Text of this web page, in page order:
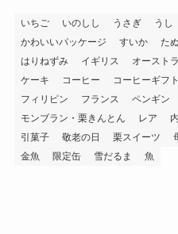
いちご いのしし うさぎ うし
かわいいパッケージ
すいか た
はりねずみ
イギリス オースト
ケーキ
コーヒー コーヒーギフト
フィリピン
フランス ペンギン
モンブラン・栗きんとん
レア
引菓子
敬老の日 栗スイーツ
金魚
限定缶 雪だるま 魚